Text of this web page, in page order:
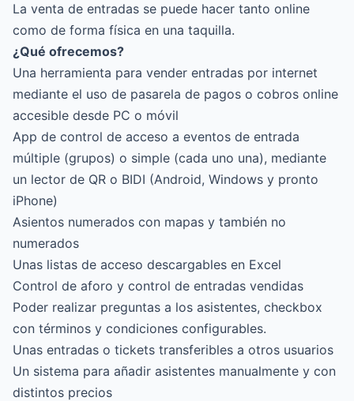
La venta de entradas se puede hacer tanto online
como de forma física en una taquilla.
¿Qué ofrecemos?
Una herramienta para vender entradas por internet
mediante el uso de pasarela de pagos o cobros online
accesible desde PC o móvil
App de control de acceso a eventos de entrada
múltiple (grupos) o simple (cada uno una), mediante
un lector de QR o BIDI (Android, Windows y pronto
iPhone)
Asientos numerados con mapas y también no
numerados
Unas listas de acceso descargables en Excel
Control de aforo y control de entradas vendidas
Poder realizar preguntas a los asistentes, checkbox
con términos y condiciones configurables.
Unas entradas o tickets transferibles a otros usuarios
Un sistema para añadir asistentes manualmente y con
distintos precios